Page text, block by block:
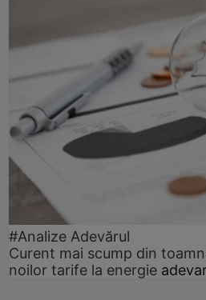
#Analize Adevărul
Curent mai scump din
noilor tarife la energie